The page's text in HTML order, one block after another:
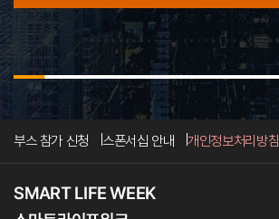
부스 참가 신청 스폰서십 안내 개인정보처리방침